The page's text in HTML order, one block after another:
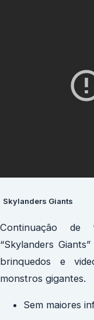
Skylanders Giants
Continuação de
“Skylanders
brinquedos e
monstros gigantes.
Sem maiores